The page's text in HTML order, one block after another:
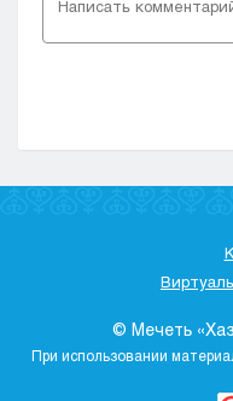
© Мечеть
При использовании